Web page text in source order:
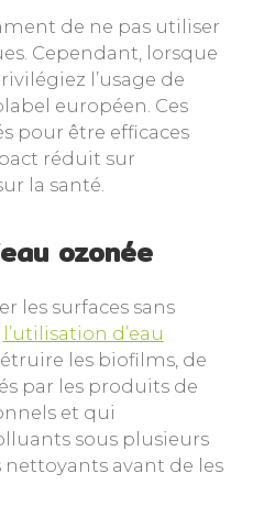
de ne pas utiliser
Cependant, lorsque
l’usage de
européen. Ces
pour être efficaces
réduit sur
la santé.
ozonée
les surfaces sans
l’utilisation d’eau
les biofilms, de
par les produits de
et qui
sous plusieurs
avant de les